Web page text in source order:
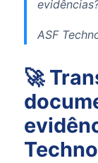
ASF
🚀